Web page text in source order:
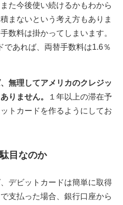
た今後使い続けるかもわから
まないという考え方もありま
数料は掛かってしまいます。
であれば、両替手数料は1.6％
無理してアメリカのクレジッ
りません。
１年以上の滞在予
トカードを作るようにしてお
目なのか
デビットカードは簡単に取得
支払った場合、銀行口座から